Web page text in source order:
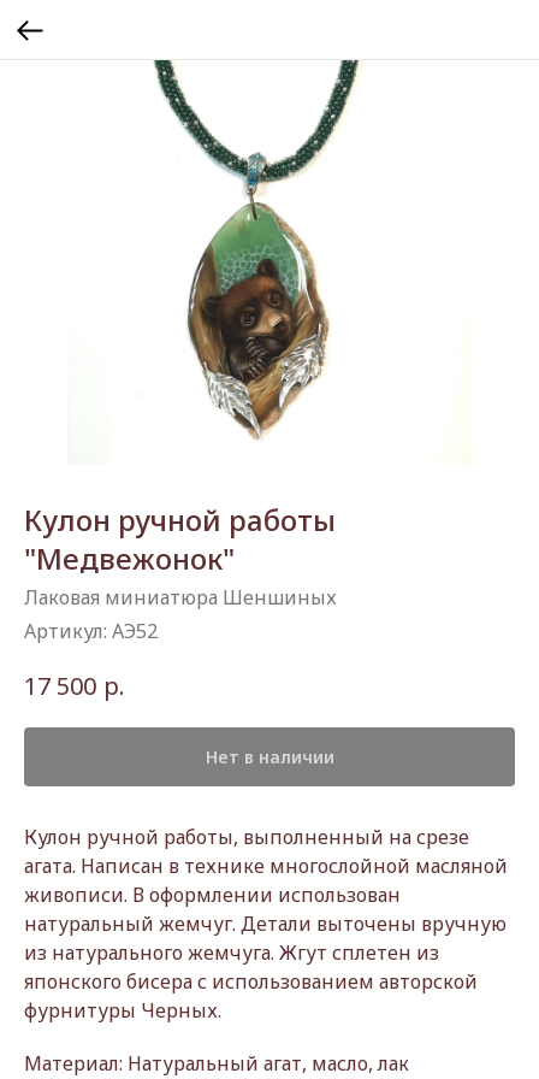
Кулон ручной работы
"Медвежонок"
Лаковая миниатюра Шеншиных
Артикул: АЭ52
17 500 р.
Нет в наличии
Кулон ручной работы, выполненный на срезе
агата. Написан в технике многослойной масляной
живописи. В оформлении использован
натуральный жемчуг. Детали выточены вручную
из натурального жемчуга. Жгут сплетен из
японского бисера с использованием авторской
фурнитуры Черных.
Материал: Натуральный агат, масло, лак